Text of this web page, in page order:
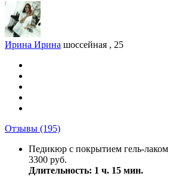
Ирина Ирина шоссейная , 25
Отзывы (195)
Педикюр с покрытием гель-лаком
3300 руб.
Длительность: 1 ч. 15 мин.